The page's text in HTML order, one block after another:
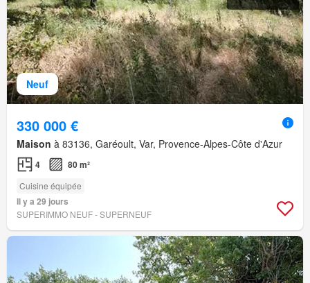
Neuf
330 000 €
Maison à 83136, Garéoult, Var, Provence-Alpes-Côte d'Azur
4 80 m²
Cuisine équipée
Il y a 29 jours
SUPERIMMO NEUF - SUPERNEUF